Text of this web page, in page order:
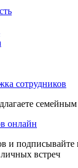
сотрудников
онлайн
и подписывайте
встреч